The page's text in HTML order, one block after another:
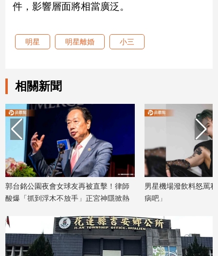
娛
娛
聞
流
行/
時
尚
追
生
活
室
內
件，影響層面將相當廣泛。
明星 明星離婚 小三
相關新聞
郭台銘公園夜會女球友再被直擊！律師
酸爆「抓到浮木不放手」正宮神隱掀熱
2026/07/09
男星機場潑飲料怒罵私
病吧」